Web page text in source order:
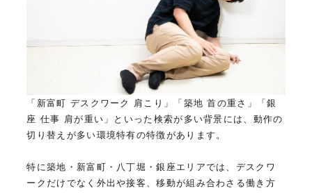
「新富町 デスクワーク 肩こり」「築地 首の重さ」「銀
座 仕事 肩が重い」といった検索が多い背景には、動作の
切り替えが多い環境特有の特徴があります。
特に築地・新富町・八丁堀・銀座エリアでは、デスクワ
ークだけでなく外出や接客、移動が組み合わさる働き方